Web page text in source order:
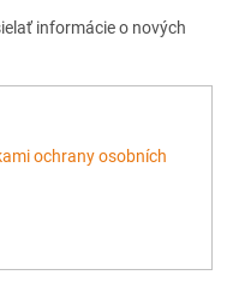
informácie o nových
ochrany osobních